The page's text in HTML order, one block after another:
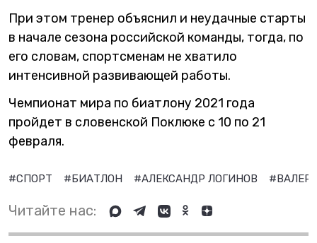
При этом тренер объяснил и неудачные старты
в начале сезона российской команды, тогда, по
его словам, спортсменам не хватило
интенсивной развивающей работы.
Чемпионат мира по биатлону 2021 года
пройдет в словенской Поклюке с 10 по 21
февраля.
#СПОРТ #БИАТЛОН #АЛЕКСАНДР ЛОГИНОВ
Читайте нас: